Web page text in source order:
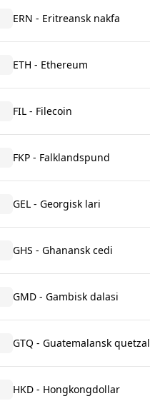
ERN - Eritreansk nakfa
ETH - Ethereum
FIL - Filecoin
FKP - Falklandspund
GEL - Georgisk lari
GHS - Ghanansk cedi
GMD - Gambisk dalasi
GTQ - Guatemalansk quetzal
HKD - Hongkongdollar